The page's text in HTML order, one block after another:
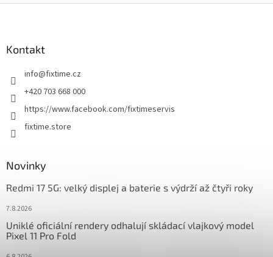
Kontakt
info@fixtime.cz
+420 703 668 000
https://www.facebook.com/fixtimeservis
fixtime.store
Novinky
Redmi 17 5G: velký displej a baterie s výdrží až čtyři roky
7.8.2026
Uniklé oficiální rendery odhalují skládací vlajkový model
Pixel 11 Pro Fold